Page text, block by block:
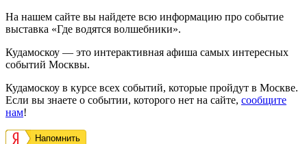
На нашем сайте вы найдете всю информацию про событие
выставка «Где водятся волшебники».
Кудамоскоу — это интерактивная афиша самых интересных
событий Москвы.
Кудамоскоу в курсе всех событий, которые пройдут в Москве.
Если вы знаете о событии, которого нет на сайте, сообщите
нам!
Напомнить